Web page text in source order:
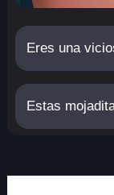
Eres una
Estas